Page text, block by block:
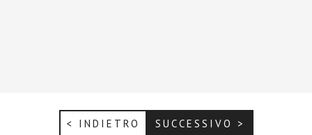
< INDIETRO SUCCESSIVO >